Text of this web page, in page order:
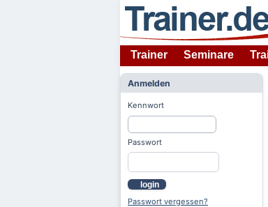
Trainer Seminare
Anmelden
Kennwort
Passwort
login
Passwort vergessen?